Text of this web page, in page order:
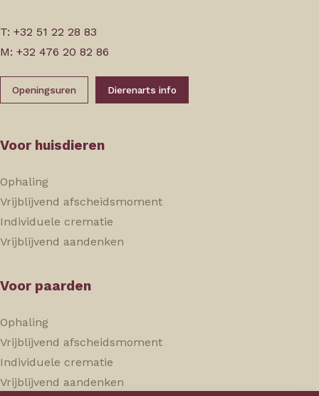
T: +32 51 22 28 83
M: +32 476 20 82 86
Openingsuren Dierenarts info
Voor huisdieren
Ophaling
Vrijblijvend afscheidsmoment
Individuele crematie
Vrijblijvend aandenken
Voor paarden
Ophaling
Vrijblijvend afscheidsmoment
Individuele crematie
Vrijblijvend aandenken